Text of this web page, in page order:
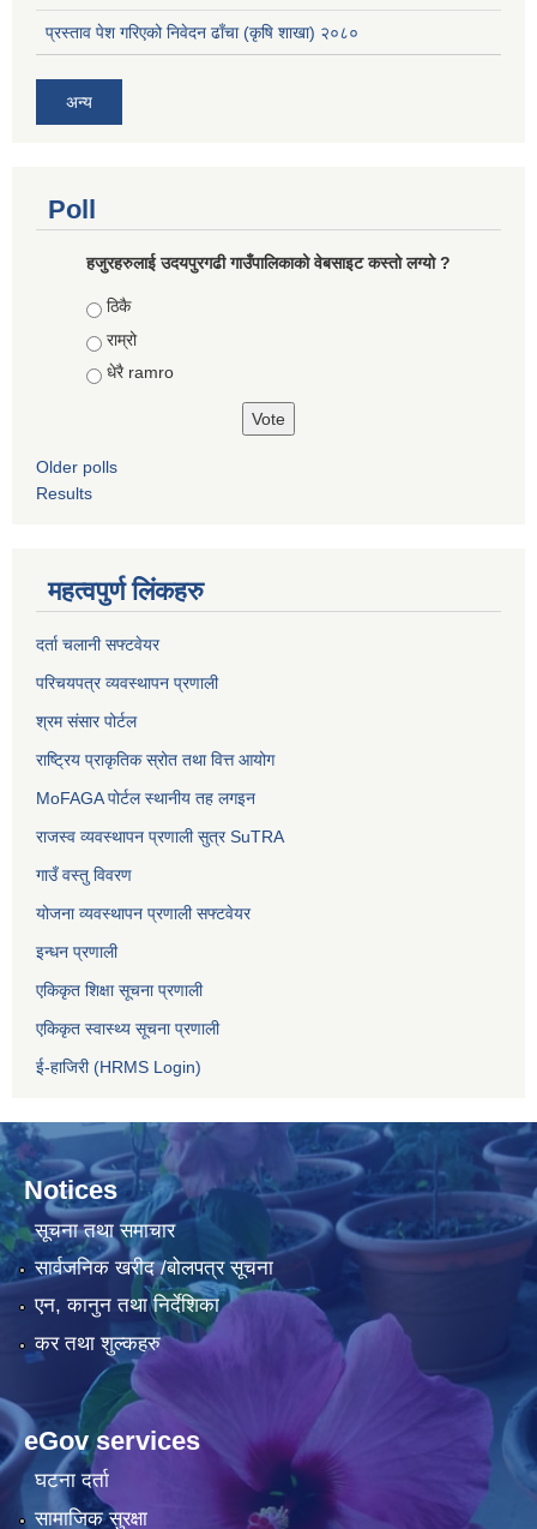
प्रस्ताव पेश गरिएको निवेदन ढाँचा (कृषि शाखा) २०८०
अन्य
Poll
हजुरहरुलाई उदयपुरगढी गाउँपालिकाको वेबसाइट कस्तो लग्यो ?
Choices
ठिकै
राम्रो
धेरै ramro
Older polls
Results
महत्वपुर्ण लिंकहरु
दर्ता चलानी सफ्टवेयर
परिचयपत्र व्यवस्थापन प्रणाली
श्रम संसार पोर्टल
राष्ट्रिय प्राकृतिक स्रोत तथा वित्त आयोग
MoFAGA पोर्टल स्थानीय तह लगइन
राजस्व व्यवस्थापन प्रणाली सुत्र SuTRA
गाउँ वस्तु विवरण
योजना व्यवस्थापन प्रणाली सफ्टवेयर
इन्धन प्रणाली
एकिकृत शिक्षा सूचना प्रणाली
एकिकृत स्वास्थ्य सूचना प्रणाली
ई-हाजिरी (HRMS Login)
Notices
सूचना तथा समाचार
सार्वजनिक खरीद /बोलपत्र सूचना
एन, कानुन तथा निर्देशिका
कर तथा शुल्कहरु
eGov services
घटना दर्ता
सामाजिक सुरक्षा